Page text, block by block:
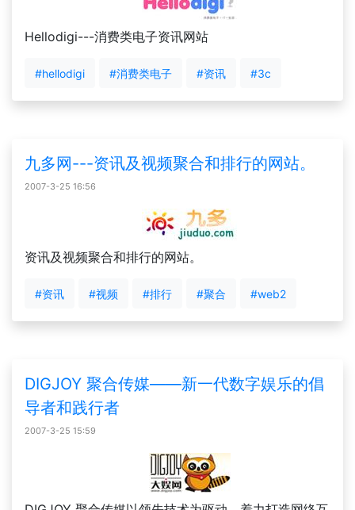
Hellodigi---消费类电子资讯网站
#hellodigi #消费类电子 #资讯 #3c
九多网---资讯及视频聚合和排行的网站。
2007-3-25 16:56
资讯及视频聚合和排行的网站。
#资讯 #视频 #排行 #聚合 #web2
DIGJOY 聚合传媒——新一代数字娱乐的倡
导者和践行者
2007-3-25 15:59